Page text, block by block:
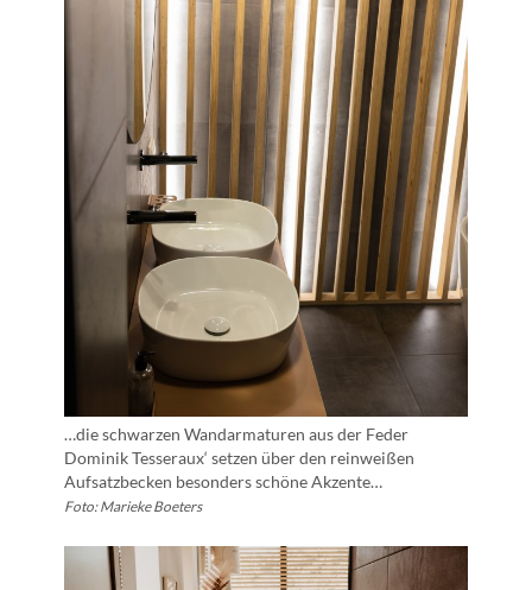
…die schwarzen Wandarmaturen aus der Feder
Dominik Tesseraux‘ setzen über den reinweißen
Aufsatzbecken besonders schöne Akzente…
Foto: Marieke Boeters